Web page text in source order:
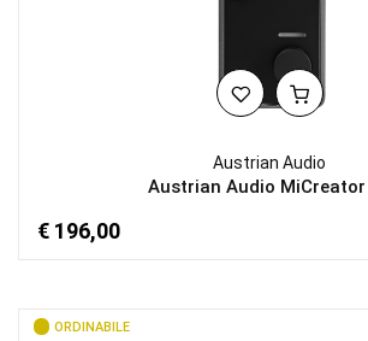
Austrian Audio
Austrian Audio MiCreator
€ 196,00
ORDINABILE